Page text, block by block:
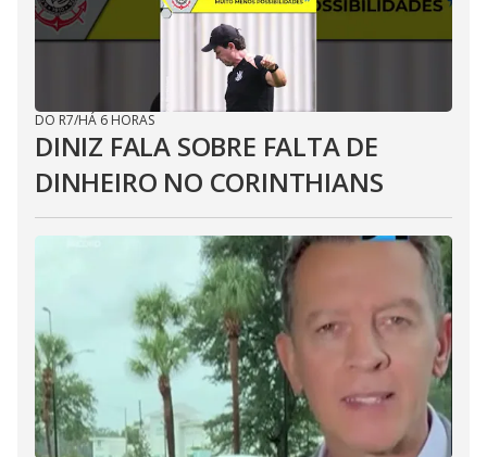
DO R7/HÁ 6 HORAS
DINIZ FALA SOBRE FALTA DE
DINHEIRO NO CORINTHIANS